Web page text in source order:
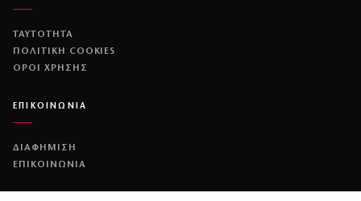
ΤΑΥΤΟΤΗΤΑ
ΠΟΛΙΤΙΚΉ COOKIES
ΌΡΟΙ ΧΡΉΣΗΣ
ΕΠΙΚΟΙΝΩΝΙΑ
ΔΙΑΦΗΜΙΣΗ
ΕΠΙΚΟΙΝΩΝΙΑ